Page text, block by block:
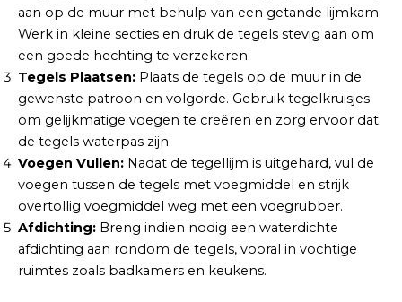
aan op de muur met behulp van een getande lijmkam.
Werk in kleine secties en druk de tegels stevig aan om
een goede hechting te verzekeren.
Tegels Plaatsen: Plaats de tegels op de muur in de
gewenste patroon en volgorde. Gebruik tegelkruisjes
om gelijkmatige voegen te creëren en zorg ervoor dat
de tegels waterpas zijn.
Voegen Vullen: Nadat de tegellijm is uitgehard, vul de
voegen tussen de tegels met voegmiddel en strijk
overtollig voegmiddel weg met een voegrubber.
Afdichting: Breng indien nodig een waterdichte
afdichting aan rondom de tegels, vooral in vochtige
ruimtes zoals badkamers en keukens.